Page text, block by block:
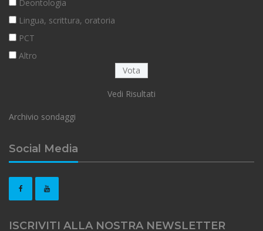
Deontologia
Lingua, scrittura, oratoria
PCT
Altro
Vedi Risultati
Archivio sondaggi
Social Media
ISCRIVITI ALLA NOSTRA NEWSLETTER